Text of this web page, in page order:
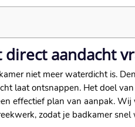
aandacht
niet meer waterdicht is.​
laat ontsnappen.​ Het doel
effectief plan van aanpak.​
zodat je badkamer snel